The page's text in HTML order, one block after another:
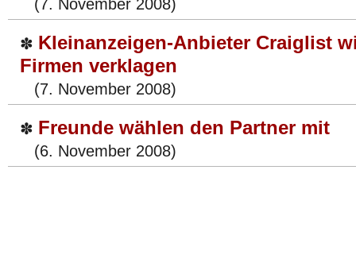
(7. November 2008)
✽ Kleinanzeigen-Anbieter Craiglist
Firmen verklagen
(7. November 2008)
✽ Freunde wählen den Partner mit
(6. November 2008)